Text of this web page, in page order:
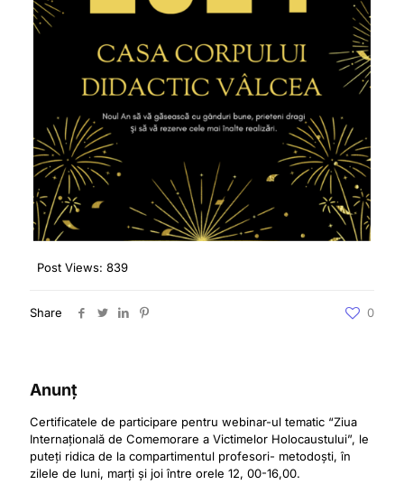
Post Views: 839
Share 0
Anunț
Certificatele de participare pentru webinar-ul tematic “Ziua
Internațională de Comemorare a Victimelor Holocaustului”, le
puteți ridica de la compartimentul profesori- metodoști, în
zilele de luni, marți și joi între orele 12, 00-16,00.